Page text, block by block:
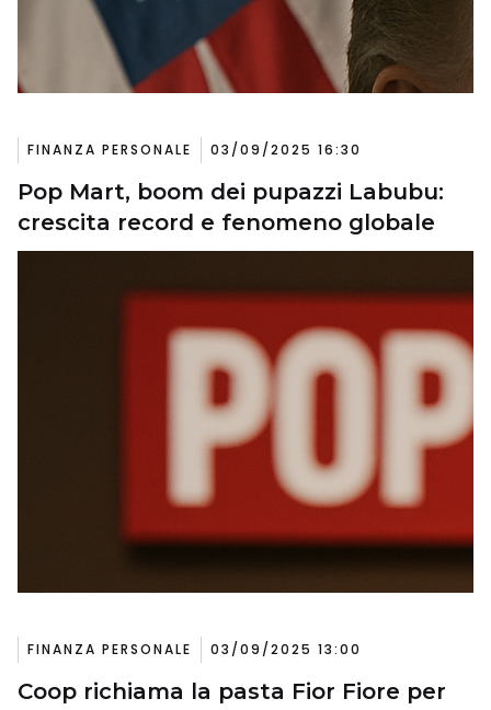
FINANZA PERSONALE 03/09/2025 16:30
Pop Mart, boom dei pupazzi Labubu:
crescita record e fenomeno globale
FINANZA PERSONALE 03/09/2025 13:00
Coop richiama la pasta Fior Fiore per